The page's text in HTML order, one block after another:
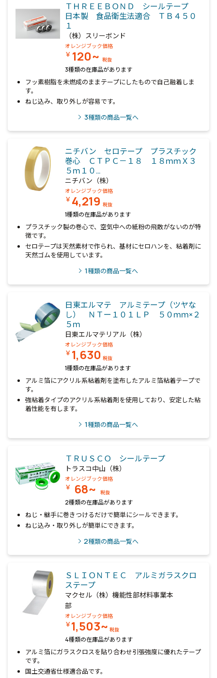
ＴＨＲＥＥＢＯＮＤ シールテープ
日本製 食品衛生法適合 ＴＢ４５０
１
（株）スリーボンド
オレンジブック価格
￥ 120~ 税抜
3種類の在庫品があります
フッ素樹脂を未燃成のままテープにしたもので自己融着しま
す。
ねじ込み、取り外しが容易です。
3種類の商品一覧へ
ニチバン セロテープ プラスチック
巻心 ＣＴＰＣ－１８ １８ｍｍＸ３
５ｍ１０…
ニチバン（株）
オレンジブック価格
￥ 4,219 税抜
1種類の在庫品があります
プラスチック製の巻心で、空気中への紙粉の飛散がないのが特
徴です。
セロテープは天然素材で作られ、基材にセロハンを、粘着剤に
天然ゴムを使用しています。
1種類の商品一覧へ
日東エルマテ アルミテープ（ツヤな
し） ＮＴー１０１ＬＰ ５０ｍｍ×２
５ｍ
日東エルマテリアル（株）
オレンジブック価格
￥ 1,630 税抜
1種類の在庫品があります
アルミ箔にアクリル系粘着剤を塗布したアルミ箔粘着テープで
す。
強粘着タイプのアクリル系粘着剤を使用しており、安定した粘
着性能を有します。
1種類の商品一覧へ
ＴＲＵＳＣＯ シールテープ
トラスコ中山（株）
オレンジブック価格
￥ 68~ 税抜
2種類の在庫品があります
ねじ・継手に巻きつけるだけで簡単にシールできます。
ねじ込み・取り外しが簡単にできます。
2種類の商品一覧へ
ＳＬＩＯＮＴＥＣ アルミガラスクロ
ステープ
マクセル（株）機能性部材料事業本
部
オレンジブック価格
￥1,503~ 税抜
4種類の在庫品があります
アルミ箔にガラスクロスを貼り合わせ引張強度に優れたテープ
です。
国土交通省仕様適合品です。